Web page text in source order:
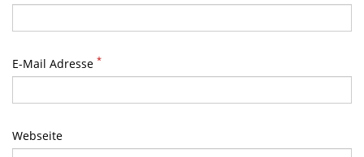
E-Mail Adresse *
Webseite